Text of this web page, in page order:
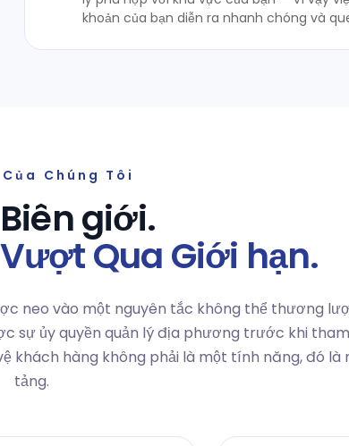
khoản của bạn diễn ra nhanh chóng và
Chúng Tôi
giới.
Qua Giới hạn.
neo vào một nguyên tắc không thể thương
sự ủy quyền quản lý địa phương trước khi
hàng không phải là một tính năng, đó là
tảng.